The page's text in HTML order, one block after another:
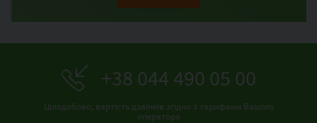
+38 044 490 05 00
Цілодобово, вартість дзвінків згідно з тарифами Вашого
оператора